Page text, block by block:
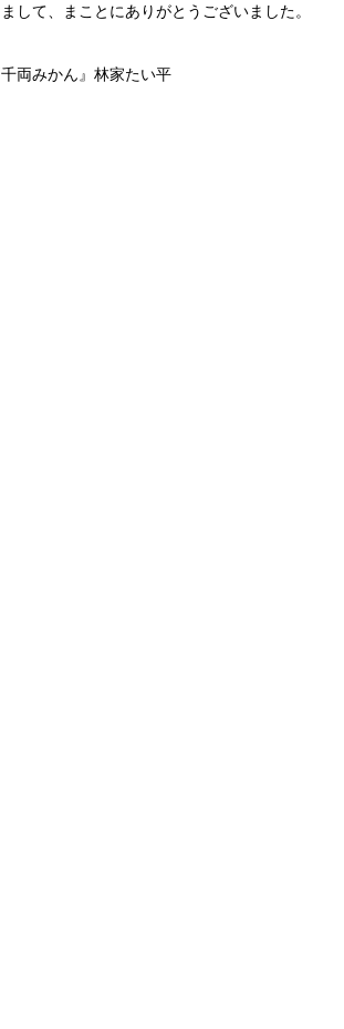
して、まことにありがとうございました。
両みかん』林家たい平